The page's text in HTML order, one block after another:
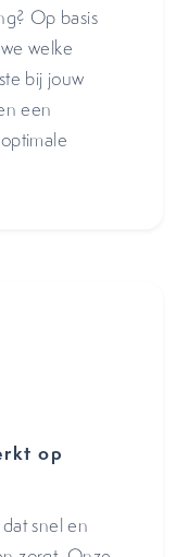
Op basis
welke
bij jouw
een
op
snel en